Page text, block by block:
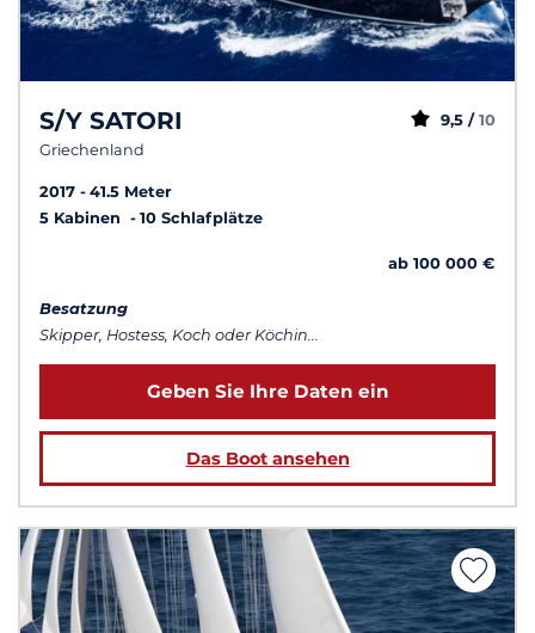
S/Y SATORI
Griechenland
9,5 / 10
2017
41.5 Meter
5 Kabinen
10 Schlafplätze
ab 100 000 €
Besatzung
Skipper, Hostess, Koch oder Köchin...
Geben Sie Ihre Daten ein
Das Boot ansehen